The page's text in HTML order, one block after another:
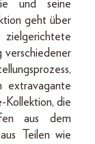
und seine
geht über
verschiedener
extravagante
die
aus dem
Teilen wie